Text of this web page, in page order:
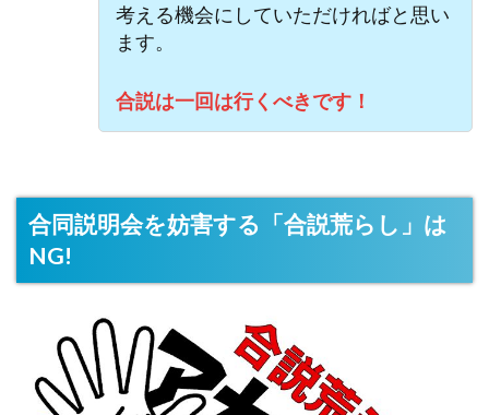
考える機会にしていただければと思い
ます。
合説は一回は行くべきです！
合同説明会を妨害する「合説荒らし」は
NG!